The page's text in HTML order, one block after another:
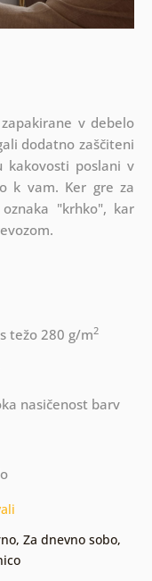
v debelo
dodatno zaščiteni
kakovosti poslani v
k vam. Ker gre za
"krhko", kar
težo 280 g/m2
nasičenost barv
, Za dnevno sobo,